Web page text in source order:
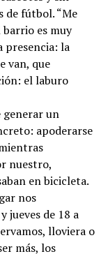
de fútbol. “Me
es muy
presencia: la
van, que
el laburo
generar un
apoderarse
nuestro,
en bicicleta.
nos
jueves de 18 a
lloviera o
más, los